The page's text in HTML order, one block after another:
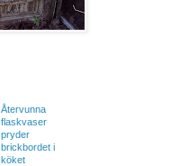
Återvunna
flaskvaser
pryder
brickbordet i
köket